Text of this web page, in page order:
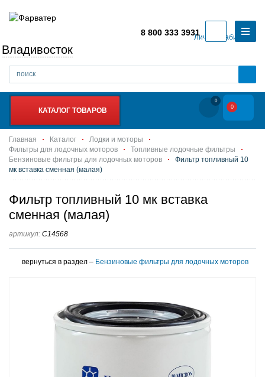
Личный кабинет
Владивосток
8 800 333 3931
КАТАЛОГ ТОВАРОВ
0
0
Главная Каталог
Лодки и моторы
Фильтры для лодочных моторов
Топливные лодочные фильтры
Бензиновые фильтры для лодочных моторов
Фильтр топливный 10
мк вставка сменная (малая)
Фильтр топливный 10 мк вставка
сменная (малая)
артикул: C14568
вернуться в раздел – Бензиновые фильтры для лодочных моторов